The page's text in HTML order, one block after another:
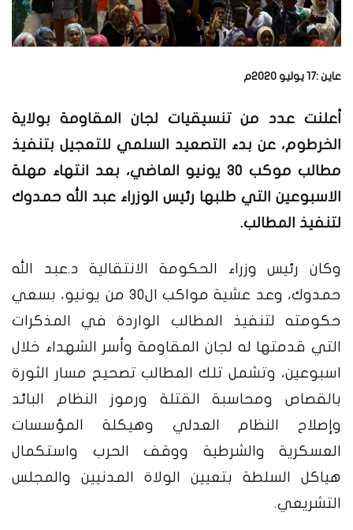
عاين :17 يوليو 2020م
أعلنت عدد من تنسيقيات لجان المقاومة بولاية
الخرطوم، عن بدء التصعيد السلمي للتعجيل بتنفيذ
مطالب موكب 30 يونيو الماضي، بعد انتهاء مهلة
الاسبوعين التي طلبها رئيس الوزراء عبد الله حمدوك
لتنفيذ المطالب.
وكان رئيس وزراء الحكومة الانتقالية د.عبد الله
حمدوك، وعد عشية مواكب ال30 من يونيو، بسعي
حكومته لتنفيذ المطالب الواردة في المذكرات
التي قدمتها له لجان المقاومة وأسر الشهداء خلال
اسبوعين، وتشمل تلك المطالب تصحيح مسار الثورة
بالقصاص ومحاسبة القتلة ورموز النظام البائد
وإصلاح النظام العدلي وهيكلة المؤسسات
العسكرية والشرطية ووقف الحرب واستكمال
هياكل السلطة بتعيين الولاة المدنيين والمجلس
التشريعي.